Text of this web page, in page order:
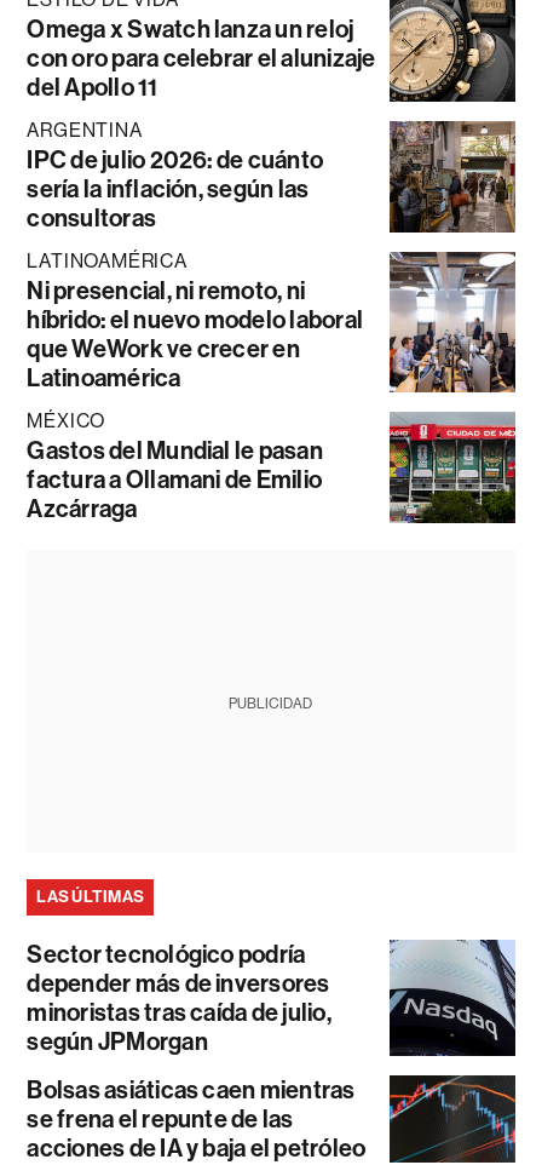
Omega x Swatch lanza un reloj
con oro para celebrar el alunizaje
del Apollo 11
ARGENTINA
IPC de julio 2026: de cuánto
sería la inflación, según las
consultoras
LATINOAMÉRICA
Ni presencial, ni remoto, ni
híbrido: el nuevo modelo laboral
que WeWork ve crecer en
Latinoamérica
MÉXICO
Gastos del Mundial le pasan
factura a Ollamani de Emilio
Azcárraga
PUBLICIDAD
LAS ÚLTIMAS
Sector tecnológico podría
depender más de inversores
minoristas tras caída de julio,
según JPMorgan
Bolsas asiáticas caen mientras
se frena el repunte de las
acciones de IA y baja el petróleo